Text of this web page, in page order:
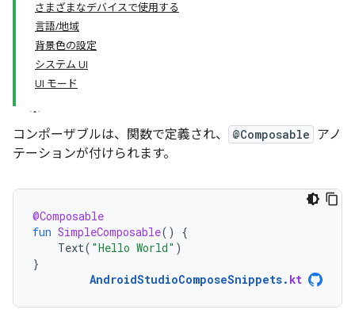
さまざまなデバイスで使用する
言語/地域
背景色の設定
システム UI
UI モード
コンポーザブルは、関数で定義され、 @Composable アノ
テーションが付けられます。
@Composable
fun SimpleComposable()
{
Text( "Hello World" )
}
AndroidStudioComposeSnippets. kt